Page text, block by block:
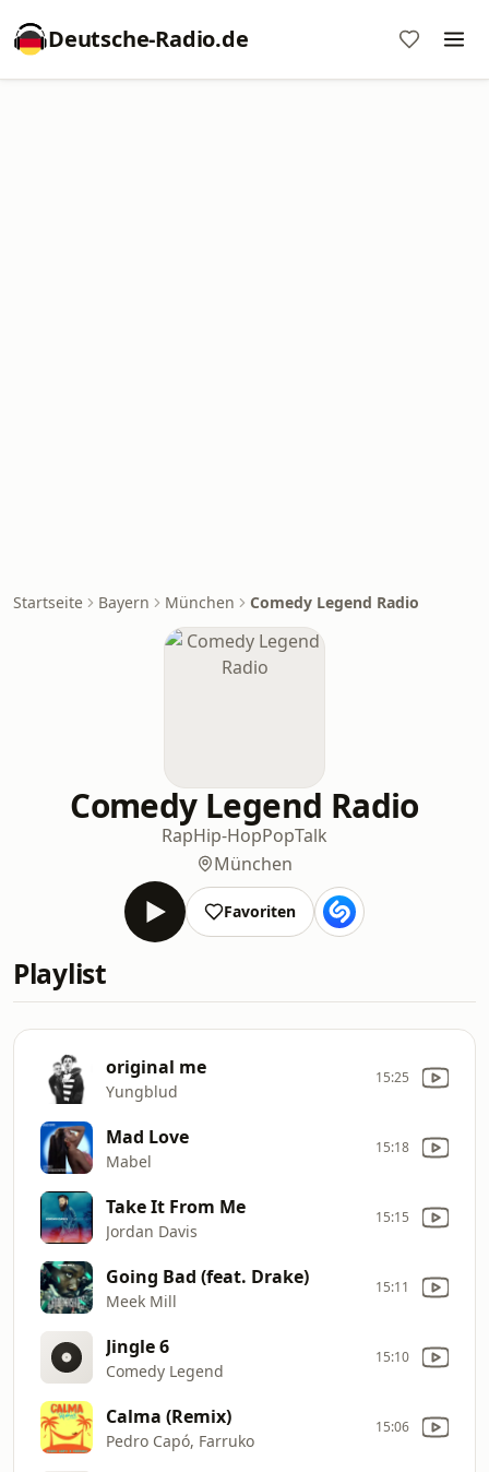
Deutsche-Radio.de
Startseite Bayern München Comedy Legend Radio
Comedy Legend Radio
RapHip-HopPopTalk
München
Favoriten
Playlist
original me
Yungblud
15:25
Mad Love
Mabel
15:18
Take It From Me
Jordan Davis
15:15
Going Bad (feat. Drake)
Meek Mill
15:11
Jingle 6
Comedy Legend
15:10
Calma (Remix)
Pedro Capó, Farruko
15:06